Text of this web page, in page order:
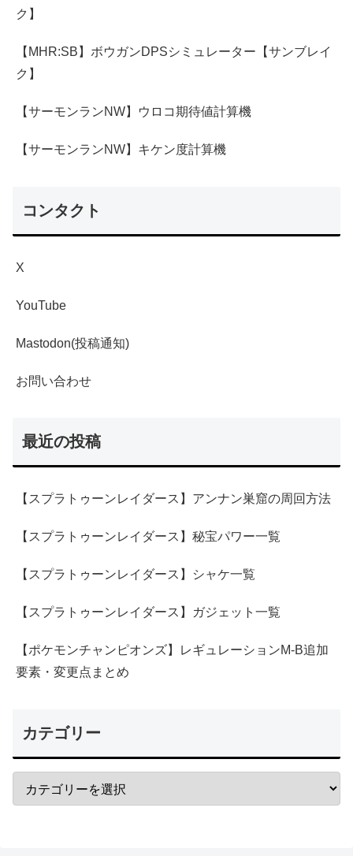
ク】
【MHR:SB】ボウガンDPSシミュレーター【サンブレイ
ク】
【サーモンランNW】ウロコ期待値計算機
【サーモンランNW】キケン度計算機
コンタクト
X
YouTube
Mastodon(投稿通知)
お問い合わせ
最近の投稿
【スプラトゥーンレイダース】アンナン巣窟の周回方法
【スプラトゥーンレイダース】秘宝パワー一覧
【スプラトゥーンレイダース】シャケ一覧
【スプラトゥーンレイダース】ガジェット一覧
【ポケモンチャンピオンズ】レギュレーションM-B追加
要素・変更点まとめ
カテゴリー